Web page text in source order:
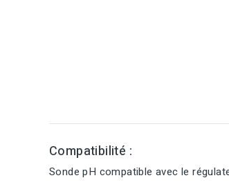
Compatibilité :
Sonde pH compatible avec le